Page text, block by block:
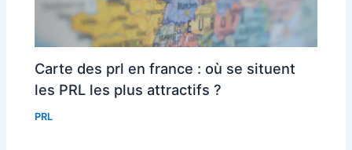
Carte des prl en france : où se situent
les PRL les plus attractifs ?
PRL